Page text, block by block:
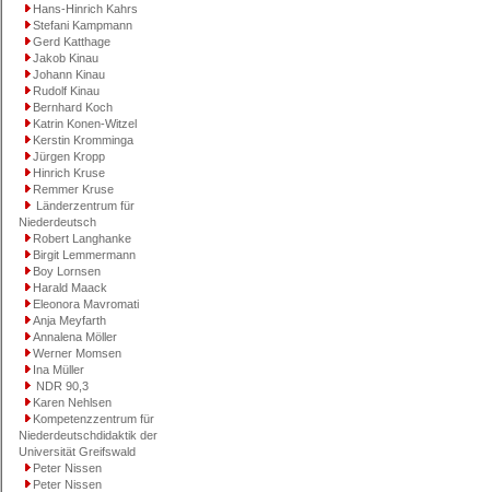
Hans-Hinrich Kahrs
Stefani Kampmann
Gerd Katthage
Jakob Kinau
Johann Kinau
Rudolf Kinau
Bernhard Koch
Katrin Konen-Witzel
Kerstin Kromminga
Jürgen Kropp
Hinrich Kruse
Remmer Kruse
Länderzentrum für
Niederdeutsch
Robert Langhanke
Birgit Lemmermann
Boy Lornsen
Harald Maack
Eleonora Mavromati
Anja Meyfarth
Annalena Möller
Werner Momsen
Ina Müller
NDR 90,3
Karen Nehlsen
Kompetenzzentrum für
Niederdeutschdidaktik der
Universität Greifswald
Peter Nissen
Peter Nissen